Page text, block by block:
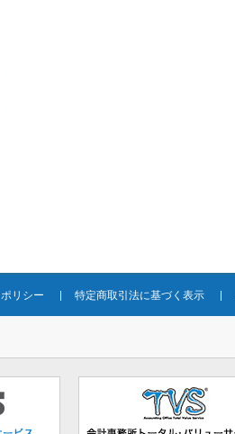
リシー 特定商取引法に基づく表示